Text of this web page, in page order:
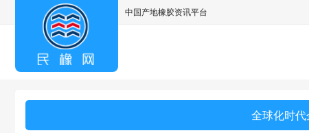
中国产地橡胶资讯平台
全球化时代